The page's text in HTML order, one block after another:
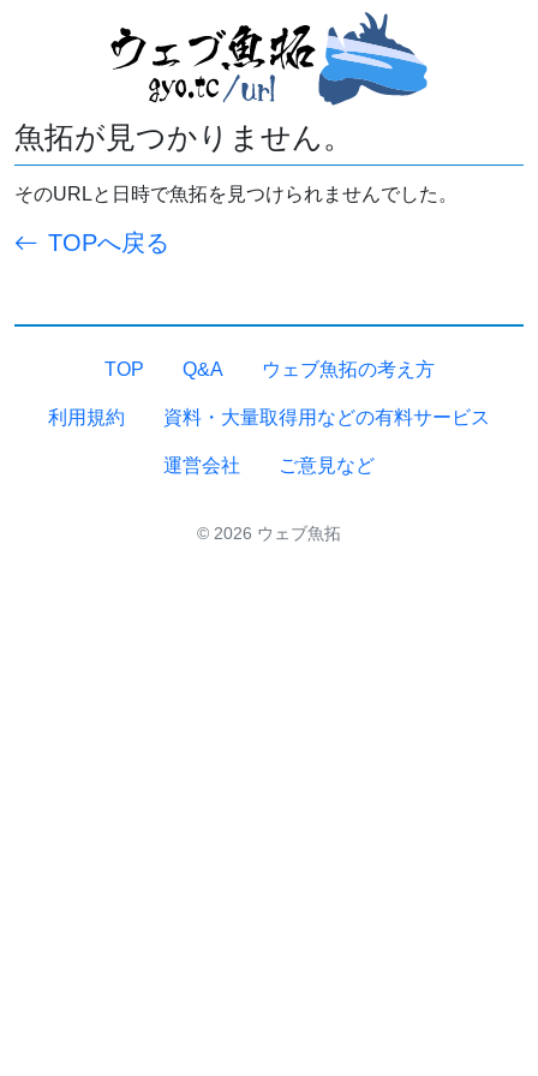
魚拓が見つかりません。
そのURLと日時で魚拓を見つけられませんでした。
TOPへ戻る
TOP Q&A ウェブ魚拓の考え方
利用規約 資料・大量取得用などの有料サービス
運営会社 ご意見など
© 2026 ウェブ魚拓